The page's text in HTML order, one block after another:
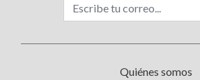
Quiénes somos